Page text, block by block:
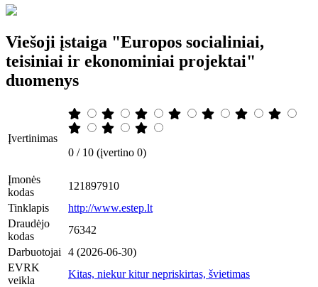
Viešoji įstaiga "Europos socialiniai,
teisiniai ir ekonominiai projektai"
duomenys
Įvertinimas
0 / 10 (įvertino 0)
Įmonės
kodas
121897910
Tinklapis
http://www.estep.lt
Draudėjo
kodas
76342
Darbuotojai
4 (2026-06-30)
EVRK
veikla
Kitas, niekur kitur nepriskirtas, švietimas